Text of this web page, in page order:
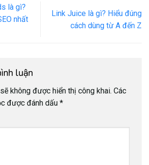
là gì?
nhất
Link Juice là gì? Hiểu đúng
cách dùng từ A đến Z
luận
không được hiển thị công khai. Các
được đánh dấu *